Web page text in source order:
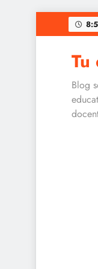
to
Tu
Blog